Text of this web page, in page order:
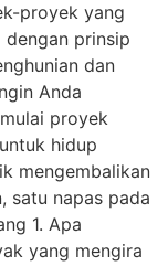
proyek yang
dengan prinsip
dan
Anda
proyek
hidup
mengembalikan
satu napas pada
1. Apa
yang mengira